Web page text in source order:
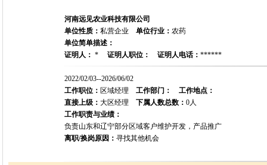
河南远见农业科技有限公司
单位性质： 私营企业 单位行业： 农药
单位简单描述：
证明人： * 证明人职位： 证明人电话： ******
2022/02/03--2026/06/02
工作职位： 区域经理 工作部门：
工作地点：
直接上级： 大区经理 下属人数总数： 0人
工作职责与业绩：
负责山东和辽宁部分区域客户维护开发，产品推广
离职/换岗原因： 寻找其他机会